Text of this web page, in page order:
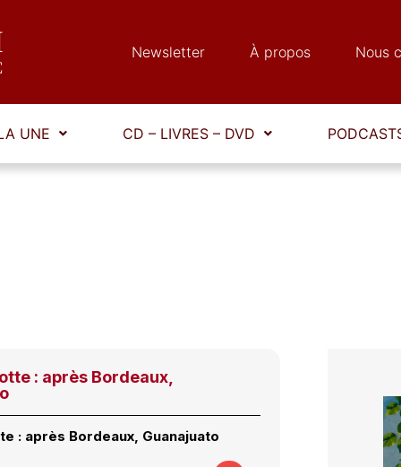
Newsletter À propos Nous
UNE CD – LIVRES – DVD
: après Bordeaux,
: après Bordeaux, Guanajuato